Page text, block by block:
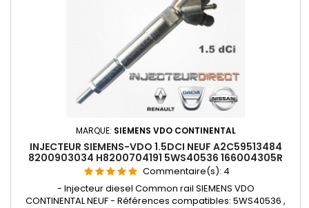
MARQUE: SIEMENS VDO CONTINENTAL
INJECTEUR SIEMENS-VDO 1.5DCI NEUF A2C59513484
8200903034 H8200704191 5WS40536 166004305R
Commentaire(s): 4
- Injecteur diesel Common rail SIEMENS VDO
CONTINENTAL NEUF - Références compatibles: 5WS40536 ,